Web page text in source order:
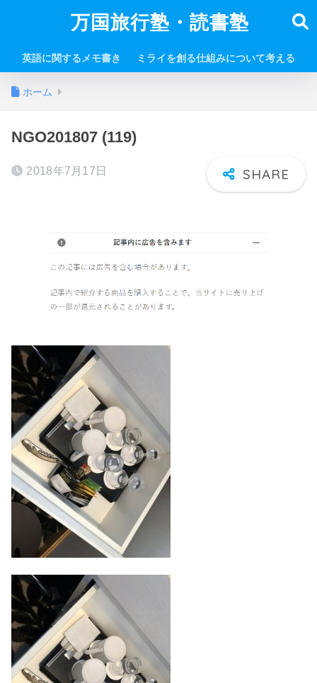
万国旅行塾・読書塾
英語に関するメモ書き ミライを創る仕組みについて考える
ホーム
NGO201807 (119)
2018年7月17日